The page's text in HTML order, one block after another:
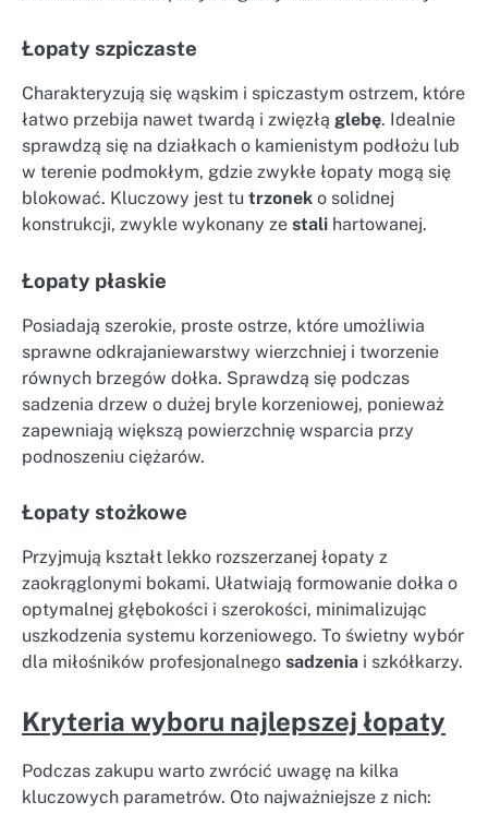
Łopaty szpiczaste
Charakteryzują się wąskim i spiczastym ostrzem, które
łatwo przebija nawet twardą i zwięzłą glebę. Idealnie
sprawdzą się na działkach o kamienistym podłożu lub
w terenie podmokłym, gdzie zwykłe łopaty mogą się
blokować. Kluczowy jest tu trzonek o solidnej
konstrukcji, zwykle wykonany ze stali hartowanej.
Łopaty płaskie
Posiadają szerokie, proste ostrze, które umożliwia
sprawne odkrajaniewarstwy wierzchniej i tworzenie
równych brzegów dołka. Sprawdzą się podczas
sadzenia drzew o dużej bryle korzeniowej, ponieważ
zapewniają większą powierzchnię wsparcia przy
podnoszeniu ciężarów.
Łopaty stożkowe
Przyjmują kształt lekko rozszerzanej łopaty z
zaokrąglonymi bokami. Ułatwiają formowanie dołka o
optymalnej głębokości i szerokości, minimalizując
uszkodzenia systemu korzeniowego. To świetny wybór
dla miłośników profesjonalnego sadzenia i szkółkarzy.
Kryteria wyboru najlepszej łopaty
Podczas zakupu warto zwrócić uwagę na kilka
kluczowych parametrów. Oto najważniejsze z nich: